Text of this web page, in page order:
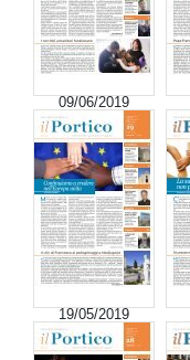
09/06/2019
19/05/2019